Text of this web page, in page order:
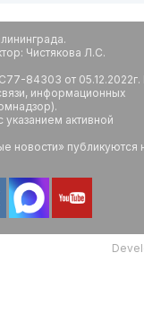
Чистякова Л.С.
84303 от
информационных
активной
новости» публикуются